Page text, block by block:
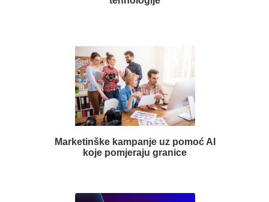
Marketinške kampanje uz pomoć AI
koje pomjeraju granice